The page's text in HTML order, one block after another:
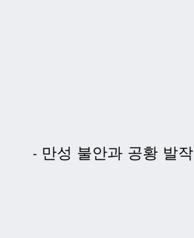
만성 불안과 공황 발작